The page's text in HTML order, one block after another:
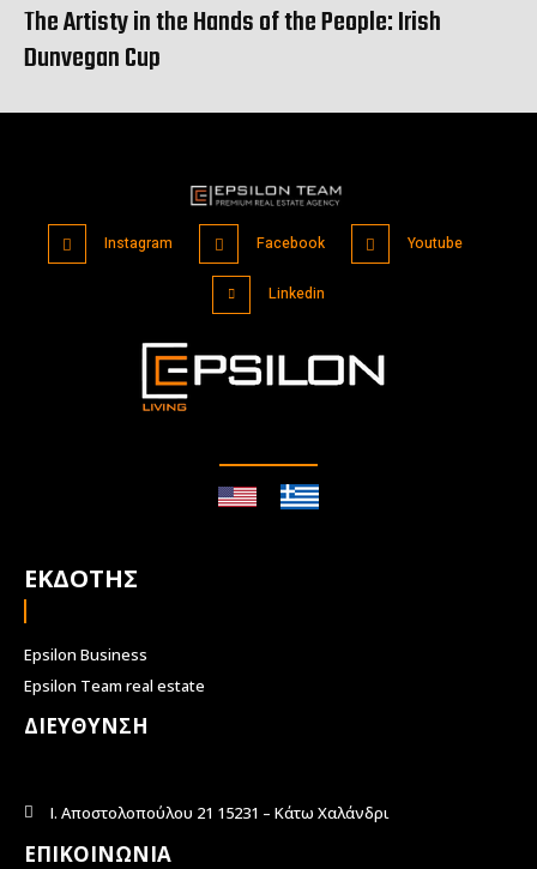
The Artisty in the Hands of the People: Irish
Dunvegan Cup
Instagram Facebook Youtube
Linkedin
ΕΚΔΟΤΗΣ
Epsilon Business
Epsilon Team real estate
ΔΙΕΥΘΥΝΣΗ
Ι. Αποστολοπούλου 21 15231 – Κάτω Χαλάνδρι
ΕΠΙΚΟΙΝΩΝΙΑ